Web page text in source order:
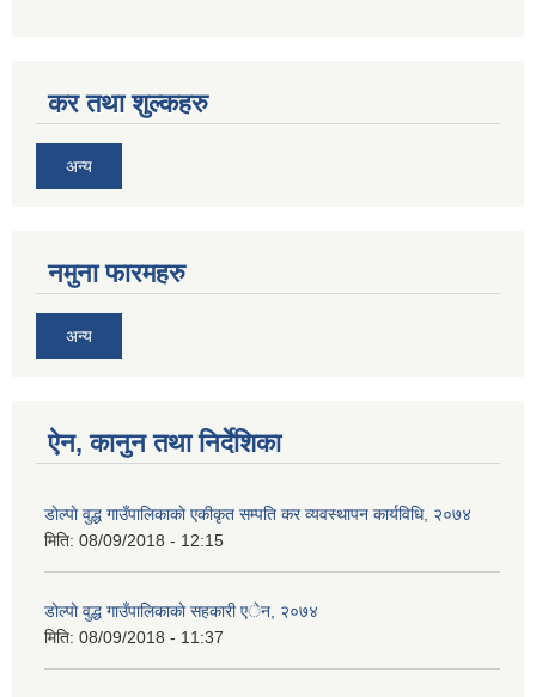
कर तथा शुल्कहरु
अन्य
नमुना फारमहरु
अन्य
ऐन, कानुन तथा निर्देशिका
डाेल्पाे वुद्ध गाउँपालिकाकाे एकीकृत सम्पति कर व्यवस्थापन कार्यविधि, २०७४
मिति: 08/09/2018 - 12:15
डाेल्पाे वुद्ध गाउँपालिकाकाे सहकारी एेन, २०७४
मिति: 08/09/2018 - 11:37